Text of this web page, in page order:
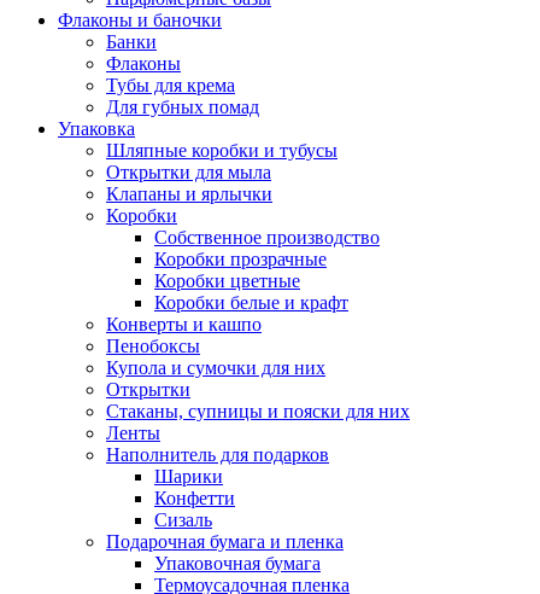
Флаконы и баночки
Банки
Флаконы
Тубы для крема
Для губных помад
Упаковка
Шляпные коробки и тубусы
Открытки для мыла
Клапаны и ярлычки
Коробки
Собственное производство
Коробки прозрачные
Коробки цветные
Коробки белые и крафт
Конверты и кашпо
Пенобоксы
Купола и сумочки для них
Открытки
Стаканы, супницы и пояски для них
Ленты
Наполнитель для подарков
Шарики
Конфетти
Сизаль
Подарочная бумага и пленка
Упаковочная бумага
Термоусадочная пленка